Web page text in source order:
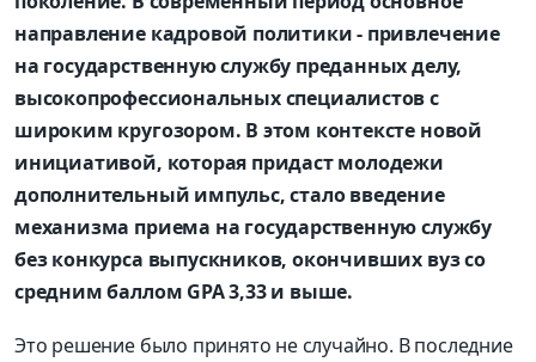
направление кадровой политики - привлечение
на государственную службу преданных делу,
высокопрофессиональных специалистов с
широким кругозором. В этом контексте новой
инициативой, которая придаст молодежи
дополнительный импульс, стало введение
механизма приема на государственную службу
без конкурса выпускников, окончивших вуз со
средним баллом GPA 3,33 и выше.
Это решение было принято не случайно. В последние